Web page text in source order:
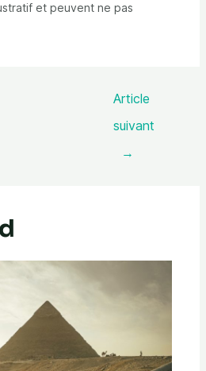
et peuvent ne pas
Article
suivant
→